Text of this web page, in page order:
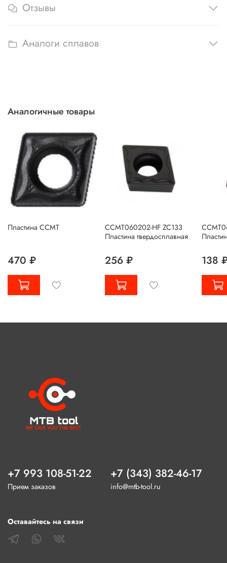
Отзывы
Аналоги сплавов
Аналогичные товары
Пластина CCMT
470 ₽
CCMT060202-HF ZC133
Пластина твердосплавная
256 ₽ 138
+7 993 108-51-22
Прием заказов
+7 (343) 382-46-17
info@mtb-tool.ru
Оставайтесь на связи